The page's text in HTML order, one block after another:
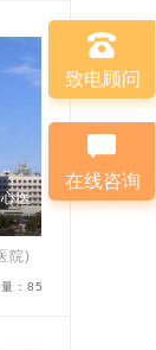
医
院)
：85
致电顾问
在线咨询